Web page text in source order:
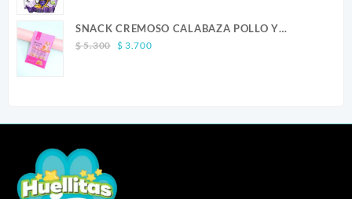
through
SNACK CREMOSO CALABAZA POLLO Y
SALMON CANINO X 5
$5.300
Original
$ 3.700Current